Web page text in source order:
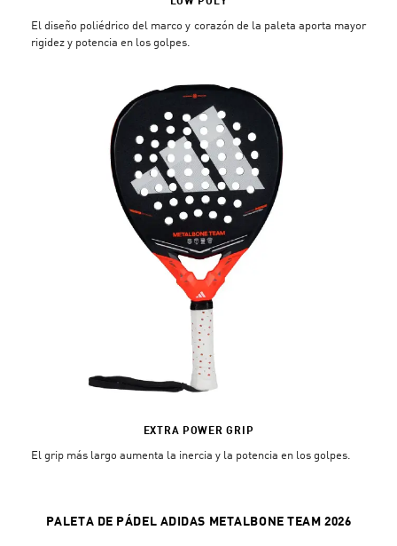
El diseño poliédrico del marco y corazón de la paleta aporta mayor
rigidez y potencia en los golpes.
EXTRA POWER GRIP
El grip más largo aumenta la inercia y la potencia en los golpes.
PALETA DE PÁDEL ADIDAS METALBONE TEAM 2026